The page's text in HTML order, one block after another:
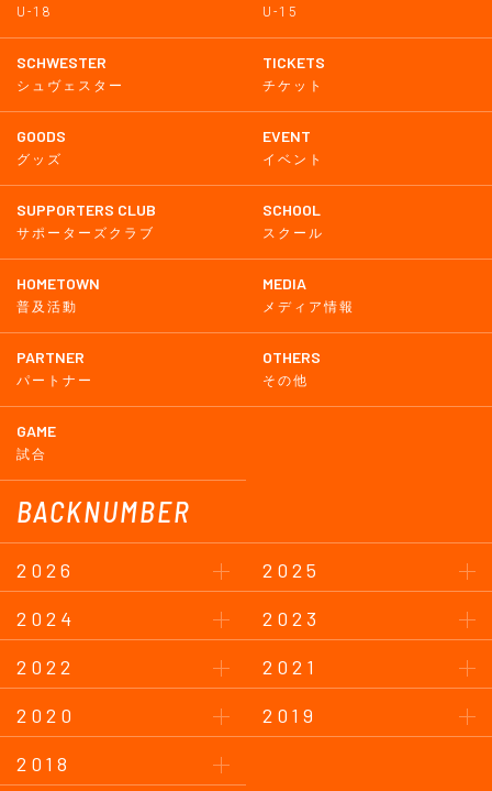
U-18 U-15
SCHWESTER
シュヴェスター
TICKETS
チケット
GOODS
グッズ
EVENT
イベント
SUPPORTERS CLUB
サポーターズクラブ
SCHOOL
スクール
HOMETOWN
普及活動
MEDIA
メディア情報
PARTNER
パートナー
OTHERS
その他
GAME
試合
BACKNUMBER
2026
2025
2024
2023
2022
2021
2020
2019
2018